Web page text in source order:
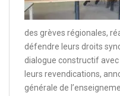
des grèves régionales,
défendre leurs droits
dialogue constructif
leurs revendications,
générale de